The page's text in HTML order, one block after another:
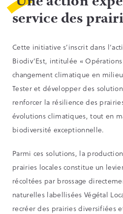
service des
Cette initiative s’inscrit dans
Biodiv’Est, intitulée «
changement climatique en
Tester et développer des
renforcer la résilience des
évolutions climatiques, tout en
biodiversité exceptionnelle.
Parmi ces solutions, la
prairies locales constitue un
récoltées par brossage
naturelles labellisées Végétal
recréer des prairies diversifiées